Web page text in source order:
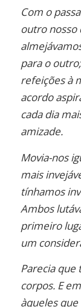
Com o
outro nosso
para o
refeições à
acordo
cada dia
amizade.
Movia-nos
mais
tínhamos
Ambos
primeiro
um
Parecia que
corpos. E
àqueles